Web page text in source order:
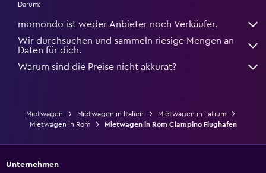
Darum:
momondo ist weder Anbieter noch Verkäufer.
Wir durchsuchen und sammeln riesige Mengen an
Daten für dich.
Warum sind die Preise nicht akkurat?
Mietwagen Mietwagen in Italien
Mietwagen in Latium
Mietwagen in Rom
Mietwagen in Rom Ciampino Flughafen
Unternehmen